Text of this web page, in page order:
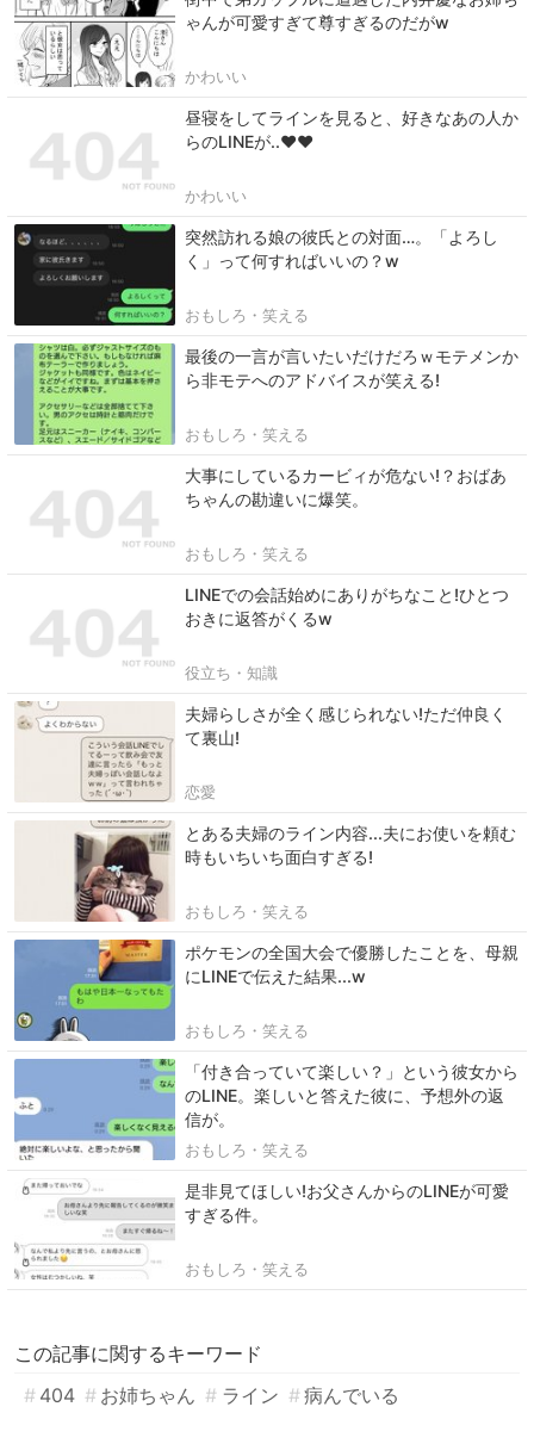
ゃんが可愛すぎて尊すぎるのだがw
かわいい
昼寝をしてラインを見ると、好きなあの人か
らのLINEが..♥♥
かわいい
突然訪れる娘の彼氏との対面…。「よろし
く」って何すればいいの？w
おもしろ・笑える
最後の一言が言いたいだけだろｗモテメンか
ら非モテへのアドバイスが笑える!
おもしろ・笑える
大事にしているカービィが危ない!？おばあ
ちゃんの勘違いに爆笑。
おもしろ・笑える
LINEでの会話始めにありがちなこと!ひとつ
おきに返答がくるw
役立ち・知識
夫婦らしさが全く感じられない!ただ仲良く
て裏山!
恋愛
とある夫婦のライン内容...夫にお使いを頼む
時もいちいち面白すぎる!
おもしろ・笑える
ポケモンの全国大会で優勝したことを、母親
にLINEで伝えた結果...w
おもしろ・笑える
「付き合っていて楽しい？」という彼女から
のLINE。楽しいと答えた彼に、予想外の返
信が。
おもしろ・笑える
是非見てほしい!お父さんからのLINEが可愛
すぎる件。
おもしろ・笑える
この記事に関するキーワード
404
お姉ちゃん ライン 病んでいる